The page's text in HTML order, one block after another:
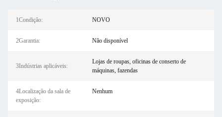
1Condição: NOVO
2Garantia: Não disponível
3Indústrias aplicáveis:
Lojas de roupas, oficinas de conserto de
máquinas, fazendas
4Localização da sala de
exposição:
Nenhum